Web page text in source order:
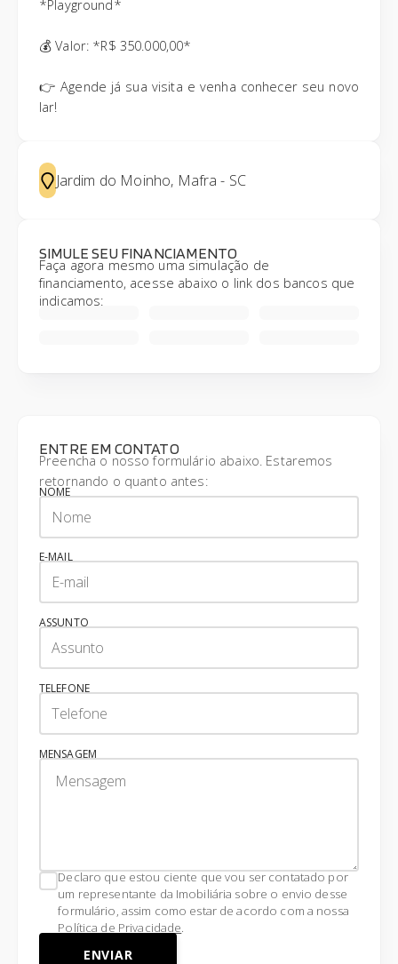
*Playground*
💰 Valor: *R$ 350.000,00*
👉 Agende já sua visita e venha conhecer seu novo
lar!
Jardim do Moinho, Mafra - SC
SIMULE SEU FINANCIAMENTO
Faça agora mesmo uma simulação de
financiamento, acesse abaixo o link dos bancos que
indicamos:
ENTRE EM CONTATO
Preencha o nosso formulário abaixo. Estaremos
retornando o quanto antes:
NOME
E-MAIL
ASSUNTO
TELEFONE
MENSAGEM
Declaro que estou ciente que vou ser contatado por
um representante da Imobiliária sobre o envio desse
formulário, assim como estar de acordo com a nossa
Política de Privacidade
ENVIAR